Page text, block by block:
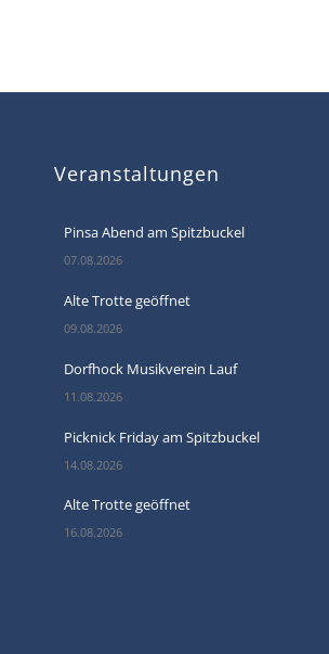
Veranstaltungen
Pinsa Abend am Spitzbuckel
07.08.2026
Alte Trotte geöffnet
09.08.2026
Dorfhock Musikverein Lauf
11.08.2026
Picknick Friday am Spitzbuckel
14.08.2026
Alte Trotte geöffnet
16.08.2026